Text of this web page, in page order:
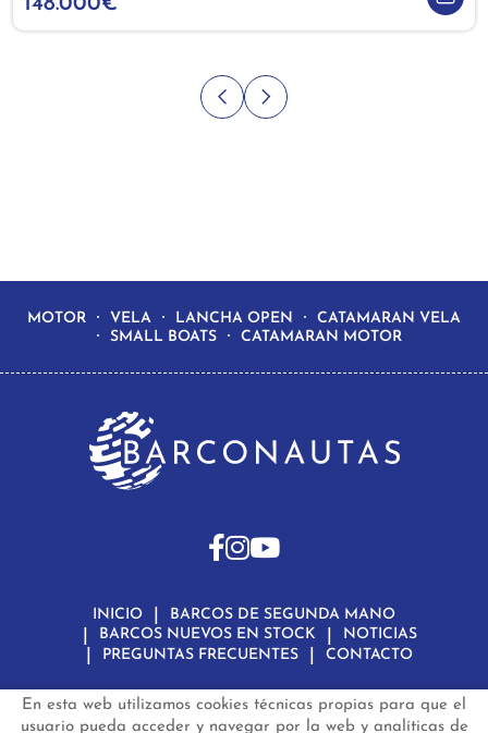
148.000€
En esta web utilizamos cookies técnicas propias para que el
usuario pueda acceder y navegar por la web y analíticas de
MOTOR VELA LANCHA OPEN
CATAMARAN VELA
SMALL BOATS
CATAMARAN MOTOR
INICIO
BARCOS DE SEGUNDA MANO
BARCOS NUEVOS EN STOCK
NOTICIAS
PREGUNTAS FRECUENTES
CONTACTO
Aviso Legal
Política de Privacidad de Datos
Política de Cookies
Configuración de Cookies